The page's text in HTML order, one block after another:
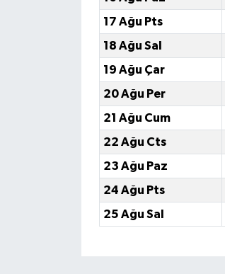
17 Ağu Pts
18 Ağu Sal
19 Ağu Çar
20 Ağu Per
21 Ağu Cum
22 Ağu Cts
23 Ağu Paz
24 Ağu Pts
25 Ağu Sal